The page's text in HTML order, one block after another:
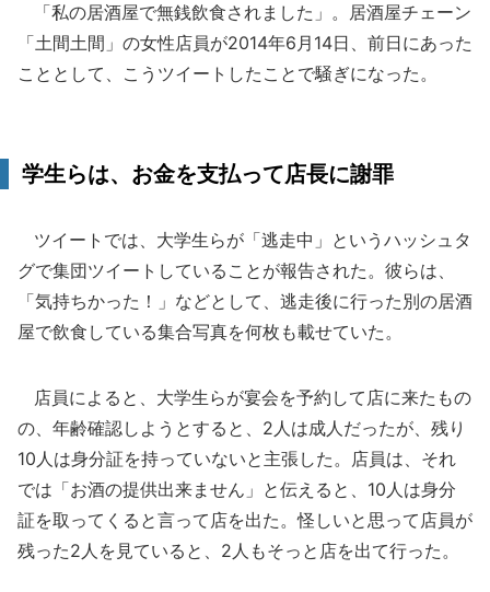
「私の居酒屋で無銭飲食されました」。居酒屋チェーン
「土間土間」の女性店員が2014年6月14日、前日にあった
こととして、こうツイートしたことで騒ぎになった。
学生らは、お金を支払って店長に謝罪
ツイートでは、大学生らが「逃走中」というハッシュタ
グで集団ツイートしていることが報告された。彼らは、
「気持ちかった！」などとして、逃走後に行った別の居酒
屋で飲食している集合写真を何枚も載せていた。
店員によると、大学生らが宴会を予約して店に来たもの
の、年齢確認しようとすると、2人は成人だったが、残り
10人は身分証を持っていないと主張した。店員は、それ
では「お酒の提供出来ません」と伝えると、10人は身分
証を取ってくると言って店を出た。怪しいと思って店員が
残った2人を見ていると、2人もそっと店を出て行った。